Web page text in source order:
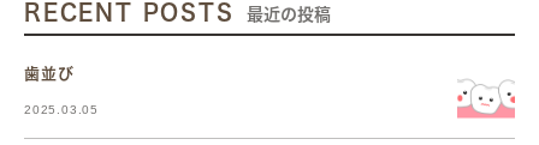
RECENT POSTS 最近の投稿
歯並び
2025.03.05